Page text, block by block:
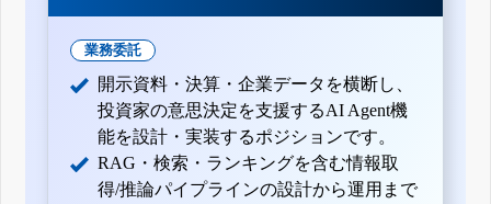
業務委託
開示資料・決算・企業データを横断し、
投資家の意思決定を支援するAI Agent機
能を設計・実装するポジションです。
RAG・検索・ランキングを含む情報取
得/推論パイプラインの設計から運用まで